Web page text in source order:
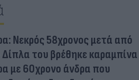
Νεκρός 58χρονος μετά από
του βρέθηκε καραμπίνα
με 60χρονο άνδρα που